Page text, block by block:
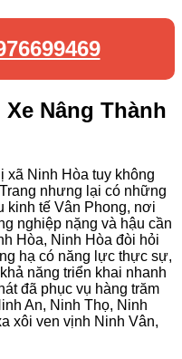
Nâng Thành
xã Ninh Hòa tuy không
nhưng lại có những
kinh tế Vân Phong, nơi
nghiệp nặng và hậu cần
Hòa, Ninh Hòa đòi hỏi
hạ có năng lực thực sự,
năng triển khai nhanh
đã phục vụ hàng trăm
An, Ninh Thọ, Ninh
xôi ven vịnh Ninh Vân,